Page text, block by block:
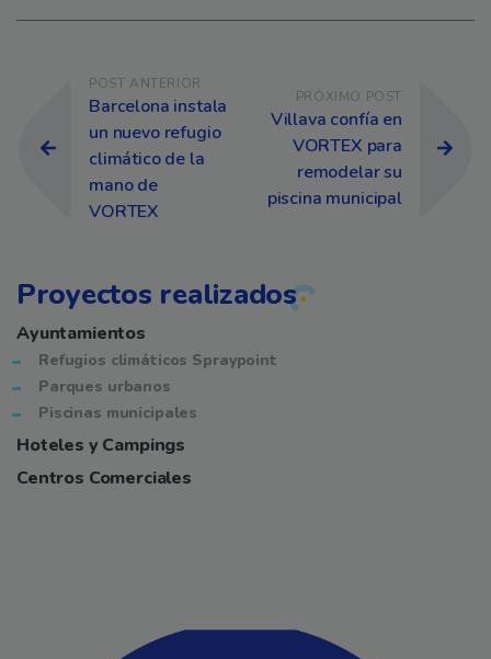
Navegación de entradas
POST ANTERIOR
Barcelona instala
un nuevo refugio
climático de la
mano de
VORTEX
PRÓXIMO POST
Villava confía en
VORTEX para
remodelar su
piscina municipal
Proyectos realizados
Ayuntamientos
Refugios climáticos Spraypoint
Parques urbanos
Piscinas municipales
Hoteles y Campings
Centros Comerciales